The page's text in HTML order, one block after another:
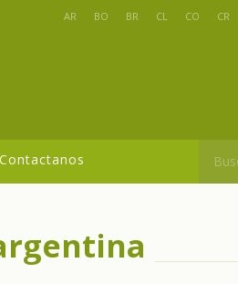
AR BO BR CL CO CR
Contactanos